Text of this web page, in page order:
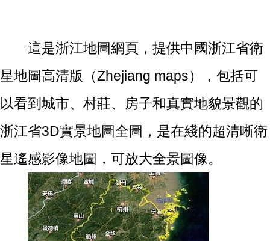
這是浙江地圖網頁，提供中國浙江省衛
星地圖高清版（Zhejiang maps），包括可
以看到城市、村莊、房子和真實地貌景觀的
浙江省3D實景地圖全圖，是在綫的超清晰衛
星遙感影像地圖，可放大全景圖像。